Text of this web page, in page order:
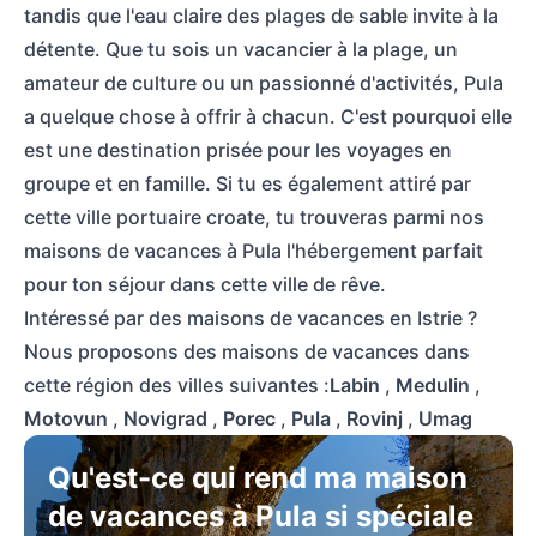
tandis que l'eau claire des plages de sable invite à la
détente. Que tu sois un vacancier à la plage, un
amateur de culture ou un passionné d'activités, Pula
a quelque chose à offrir à chacun. C'est pourquoi elle
est une destination prisée pour les voyages en
groupe et en famille. Si tu es également attiré par
cette ville portuaire croate, tu trouveras parmi nos
maisons de vacances à Pula l'hébergement parfait
pour ton séjour dans cette ville de rêve.
Intéressé par des maisons de vacances en Istrie ?
Nous proposons des maisons de vacances dans
cette région des villes suivantes :Labin , Medulin ,
Motovun , Novigrad , Porec , Pula , Rovinj , Umag
Qu'est-ce qui rend ma maison
de vacances à Pula si spéciale